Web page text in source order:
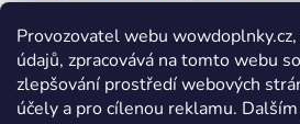
Provozovatel webu
údajů, zpracovává na tomto webu
zlepšování prostředí webových
účely a pro cílenou reklamu.
Jak a čím pomoci »